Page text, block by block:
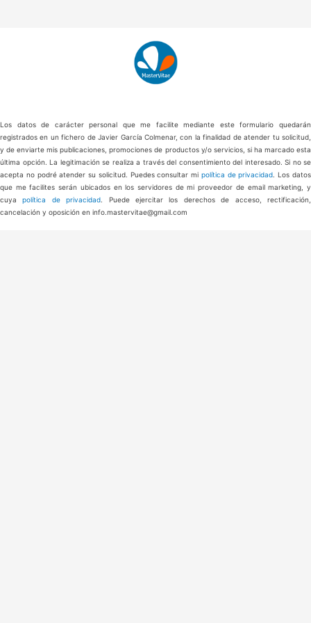
Los datos de carácter personal que me facilite mediante este formulario quedarán
registrados en un fichero de Javier García Colmenar, con la finalidad de atender tu solicitud,
y de enviarte mis publicaciones, promociones de productos y/o servicios, si ha marcado esta
última opción. La legitimación se realiza a través del consentimiento del interesado. Si no se
acepta no podré atender su solicitud. Puedes consultar mi política de privacidad . Los datos
que me facilites serán ubicados en los servidores de mi proveedor de email marketing, y
cuyapolítica de privacidad . Puede ejercitar los derechos de acceso, rectificación,
cancelación y oposición en info.mastervitae@gmail.com